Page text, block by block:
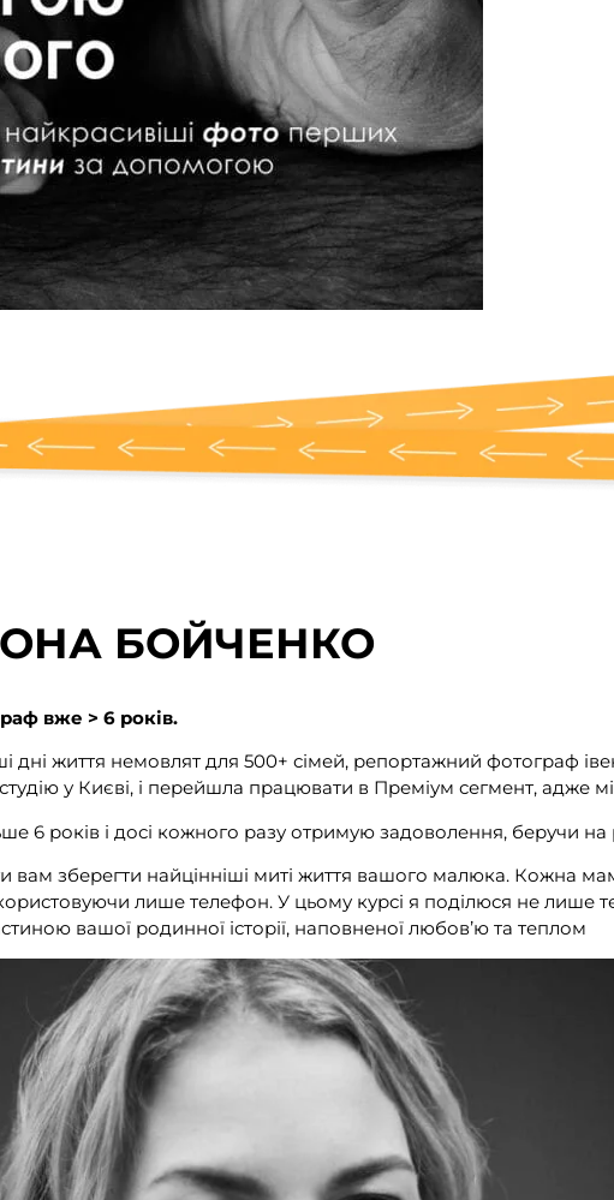
БОЙЧЕНКО
вже > 6 років.
дні життя немовлят для 500+ сімей, репортажний фотограф
у Києві, і перейшла працювати в Преміум сегмент,
6 років і досі кожного разу отримую задоволення, беручи на
зберегти найцінніші миті життя вашого малюка. Кожна
лише телефон. У цьому курсі я поділюся не
вашої родинної історії, наповненої любовʼю та теплом